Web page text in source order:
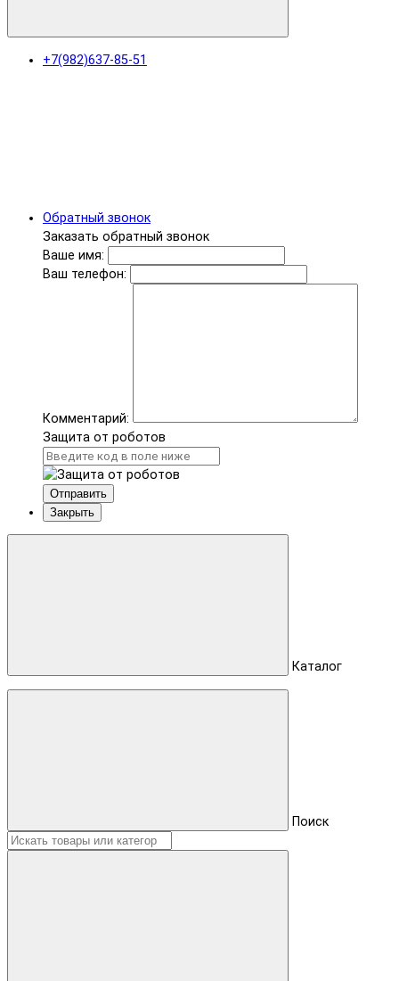
+7(982)637-85-51
Обратный звонок
Заказать обратный звонок
Ваше имя:
Ваш телефон:
Комментарий:
Защита от роботов
Отправить
Закрыть
Каталог
Поиск